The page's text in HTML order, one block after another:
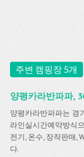
주변 캠핑장 5개
양평카라반파파,
양평카라반파파는 경
라인실시간예약방식
전기, 온수, 장작판매,
다.